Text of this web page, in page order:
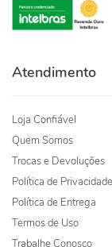
Atendimento
Loja Confiável
Quem Somos
Trocas e Devoluções
Política de Privacidade
Política de Entrega
Termos de Uso
Trabalhe Conosco